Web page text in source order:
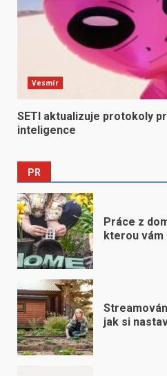
Vesmír
SETI aktualizuje protokoly
inteligence
PR
Práce z
kterou vám
jak si